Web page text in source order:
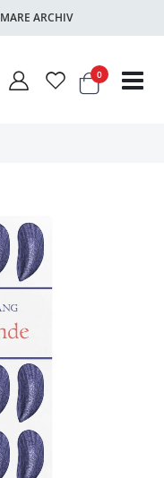
MARE ARCHIV
Warenkorb
0Artikel